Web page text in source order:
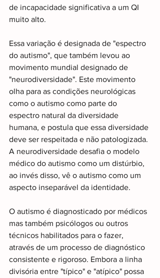
de incapacidade significativa a um QI
muito alto.
Essa variação é designada de "espectro
do autismo", que também levou ao
movimento mundial designado de
"neurodiversidade". Este movimento
olha para as condições neurológicas
como o autismo como parte do
espectro natural da diversidade
humana, e postula que essa diversidade
deve ser respeitada e não patologizada.
A neurodiversidade desafia o modelo
médico do autismo como um distúrbio,
ao invés disso, vê o autismo como um
aspecto inseparável da identidade.
O autismo é diagnosticado por médicos
mas também psicólogos ou outros
técnicos habilitados para o fazer,
através de um processo de diagnóstico
consistente e rigoroso. Embora a linha
divisória entre "típico" e "atípico" possa